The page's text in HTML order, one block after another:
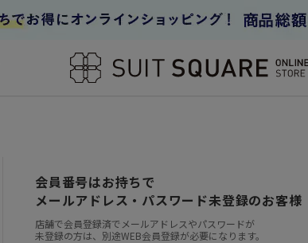
会員番号はお持ちで
メールアドレス・パスワード未登録のお客様
店舗で会員登録済でメールアドレスやパスワードが
未登録の方は、別途WEB会員登録が必要になります。